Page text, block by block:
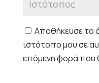
Αποθήκευσε το
ιστότοπο μου σε
επόμενη φορά που